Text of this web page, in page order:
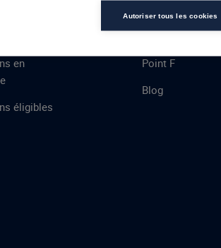
en
éligibles
Point F
Blog
Autoriser tous les cookies